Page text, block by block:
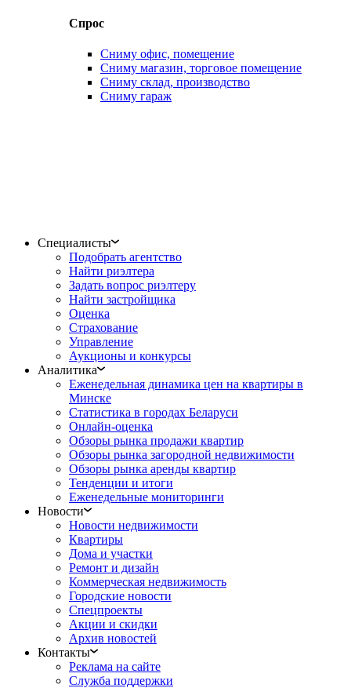
Спрос
Сниму офис, помещение
Сниму магазин, торговое помещение
Сниму склад, производство
Сниму гараж
Специалисты
Подобрать агентство
Найти риэлтера
Задать вопрос риэлтеру
Найти застройщика
Оценка
Страхование
Управление
Аукционы и конкурсы
Аналитика
Еженедельная динамика цен на квартиры в
Минске
Статистика в городах Беларуси
Онлайн-оценка
Обзоры рынка продажи квартир
Обзоры рынка загородной недвижимости
Обзоры рынка аренды квартир
Тенденции и итоги
Еженедельные мониторинги
Новости
Новости недвижимости
Квартиры
Дома и участки
Ремонт и дизайн
Коммерческая недвижимость
Городские новости
Спецпроекты
Акции и скидки
Архив новостей
Контакты
Реклама на сайте
Служба поддержки